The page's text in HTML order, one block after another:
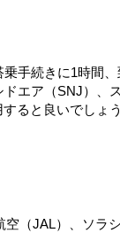
手続きに1時間
エア（SNJ）
ると良いでしょう
（JAL）、ソラ